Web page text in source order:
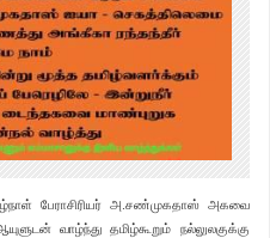
பேராசிரியர் அ.சண்முகதாஸ் அகவை
வாழ்ந்து தமிழ்கூறும் நல்லுலகுக்கு